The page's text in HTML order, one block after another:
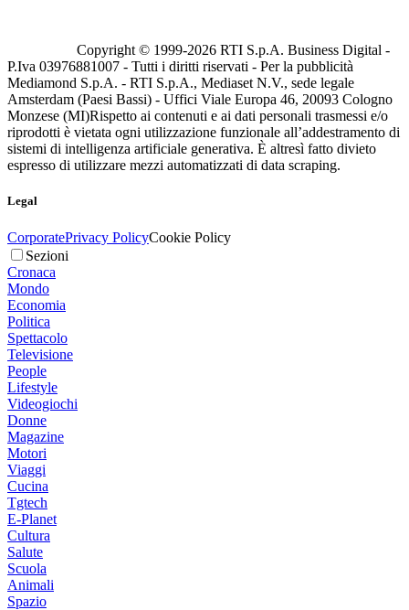
Copyright © 1999-2026 RTI S.p.A. Business Digital -
P.Iva 03976881007 - Tutti i diritti riservati - Per la pubblicità
Mediamond S.p.A. - RTI S.p.A., Mediaset N.V., sede legale
Amsterdam (Paesi Bassi) - Uffici Viale Europa 46, 20093 Cologno
Monzese (MI)Rispetto ai contenuti e ai dati personali trasmessi e/o
riprodotti è vietata ogni utilizzazione funzionale all’addestramento di
sistemi di intelligenza artificiale generativa. È altresì fatto divieto
espresso di utilizzare mezzi automatizzati di data scraping.
Legal
CorporatePrivacy PolicyCookie Policy
Sezioni
Cronaca
Mondo
Economia
Politica
Spettacolo
Televisione
People
Lifestyle
Videogiochi
Donne
Magazine
Motori
Viaggi
Cucina
Tgtech
E-Planet
Cultura
Salute
Scuola
Animali
Spazio